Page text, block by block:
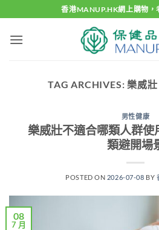
to
content
香港MANUP.HK網上購物，
TAG ARCHIVES:樂威
男性健康
樂威壯不適合哪類人群使
類避開場
POSTED ON 2026-07-08 BY
08
7 月